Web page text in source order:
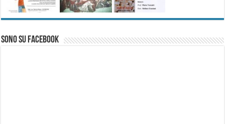
Sono su Facebook